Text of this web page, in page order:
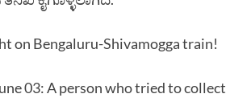
on Bengaluru-Shivamogga train!
03: A person who tried to collect